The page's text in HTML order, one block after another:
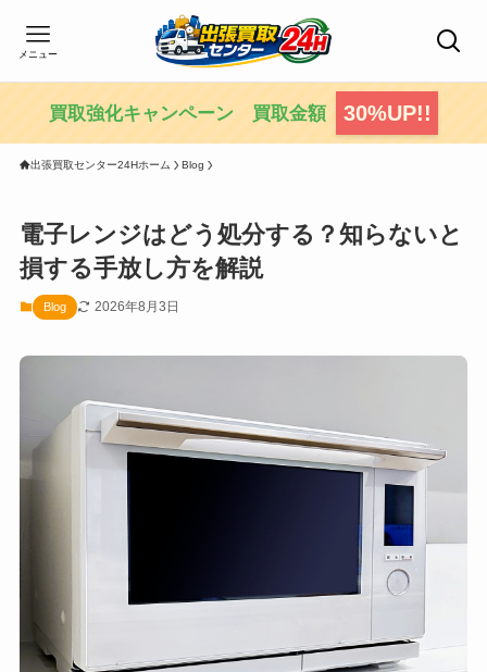
メニュー
買取強化キャンペーン 買取金額 30%UP!!
出張買取センター24Hホーム Blog
電子レンジはどう処分する？知らないと
損する手放し方を解説
Blog 2026年8月3日